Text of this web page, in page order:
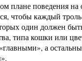
плане поведения на
чтобы каждый
один должен
типа кошки или
а